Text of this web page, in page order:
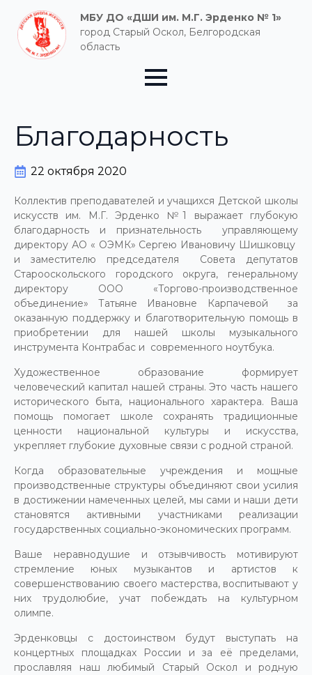
МБУ ДО «ДШИ им. М.Г. Эрденко № 1»
город Старый Оскол, Белгородская
область
Благодарность
22 октября 2020
Коллектив преподавателей и учащихся Детской школы
искусств им. М.Г. Эрденко №1 выражает глубокую
благодарность и признательность управляющему
директору АО « ОЭМК» Сергею Ивановичу Шишковцу
и заместителю председателя Совета депутатов
Старооскольского городского округа, генеральному
директору ООО «Торгово-производственное
объединение» Татьяне Ивановне Карпачевой за
оказанную поддержку и благотворительную помощь в
приобретении для нашей школы музыкального
инструмента Контрабас и современного ноутбука.
Художественное образование формирует
человеческий капитал нашей страны. Это часть нашего
исторического быта, национального характера. Ваша
помощь помогает школе сохранять традиционные
ценности национальной культуры и искусства,
укрепляет глубокие духовные связи с родной страной.
Когда образовательные учреждения и мощные
производственные структуры объединяют свои усилия
в достижении намеченных целей, мы сами и наши дети
становятся активными участниками реализации
государственных социально-экономических программ.
Ваше неравнодушие и отзывчивость мотивируют
стремление юных музыкантов и артистов к
совершенствованию своего мастерства, воспитывают у
них трудолюбие, учат побеждать на культурном
олимпе.
Эрденковцы с достоинством будут выступать на
концертных площадках России и за её пределами,
прославляя наш любимый Старый Оскол и родную